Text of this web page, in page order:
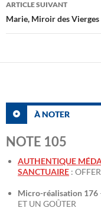
ARTICLE SUIVANT
Marie, Miroir des
À NOTER
NOTE 105
AUTHENTIQUE
SANCTUAIRE :
Micro-réalisation 176
ET UN GOÛTER